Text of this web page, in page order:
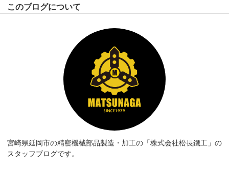
このブログについて
宮崎県延岡市の精密機械部品製造・加工の「株式会社松長鐵工」の
スタッフブログです。